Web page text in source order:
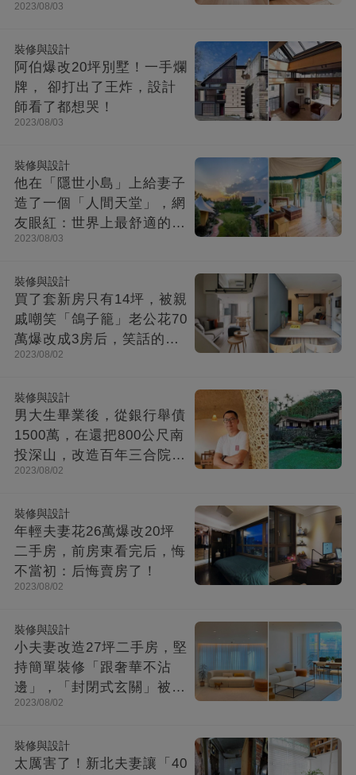
2023/08/03
裝修與設計
阿伯爆改20坪別墅！一手爛
牌， 卻打出了王炸，設計
師看了都想哭！
2023/08/03
裝修與設計
他在「隱世小島」上給妻子
造了一個「人間天堂」，網
友眼紅：世界上最舒適的時
光都在這里
2023/08/03
裝修與設計
買了套新房只有14坪，被親
戚嘲笑「鴿子籠」老公花70
萬爆改成3房后，笑話的親
戚不吭聲了
2023/08/02
裝修與設計
男大生畢業後，從銀行舉債
1500萬，在還把800公尺南
投深山，改造百年三合院，
成「台灣最美民宿」!
2023/08/02
裝修與設計
年輕夫妻花26萬爆改20坪
二手房，前房東看完后，悔
不當初：后悔賣房了！
2023/08/02
裝修與設計
小夫妻改造27坪二手房，堅
持簡單裝修「跟奢華不沾
邊」，「封閉式玄關」被贊
爆：這就是夢想中的家！
2023/08/02
裝修與設計
太厲害了！新北夫妻讓「40